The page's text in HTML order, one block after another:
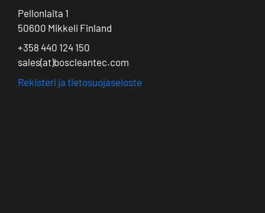
Pellonlaita 1
50600 Mikkeli Finland
+358 440 124 150
sales(at)boscleantec.com
Rekisteri ja tietosuojaseloste